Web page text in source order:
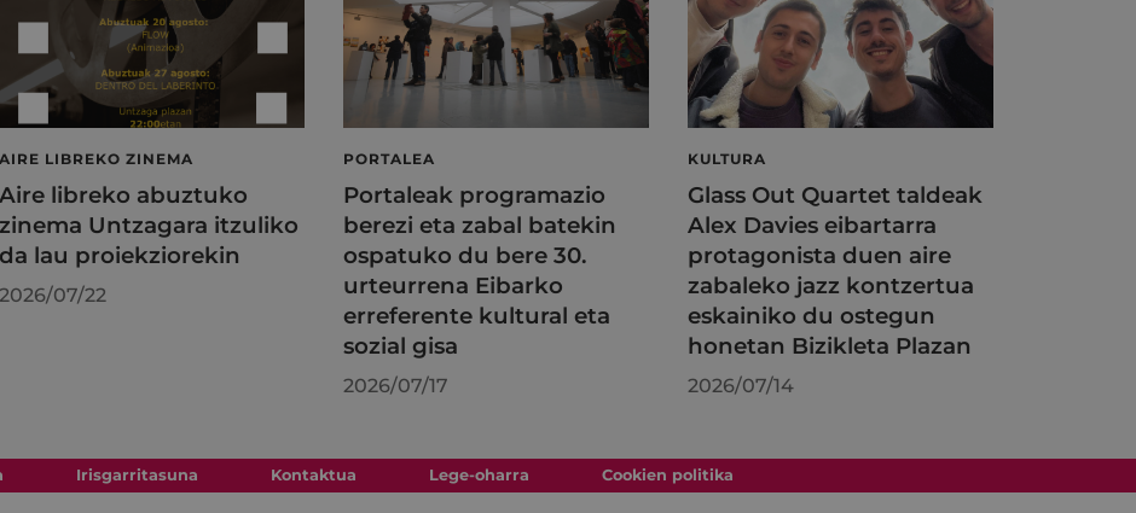
AIRE LIBREKO ZINEMA
Aire libreko abuztuko
zinema Untzagara itzuliko
da lau proiekziorekin
2026/07/22
PORTALEA
Portaleak programazio
berezi eta zabal batekin
ospatuko du bere 30.
urteurrena Eibarko
erreferente kultural eta
sozial gisa
2026/07/17
KULTURA
Glass Out Quartet taldeak
Alex Davies eibartarra
protagonista duen aire
zabaleko jazz kontzertua
eskainiko du ostegun
honetan Bizikleta Plazan
2026/07/14
Irisgarritasuna Kontaktua Lege-oharra Cookien politika